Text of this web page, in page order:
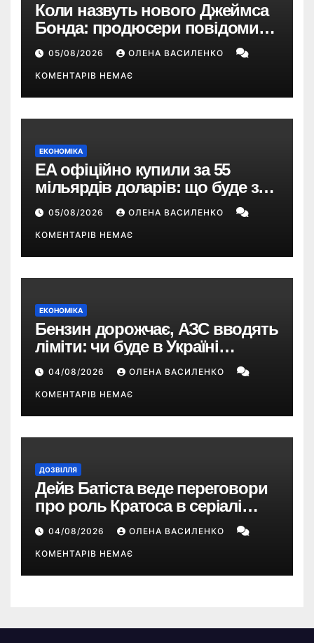
Коли назвуть нового Джеймса
Бонда: продюсери повідомили
про терміни кастингу
05/08/2026 ОЛЕНА ВАСИЛЕНКО
КОМЕНТАРІВ НЕМАЄ
ЕКОНОМІКА
EA офіційно купили за 55
мільярдів доларів: що буде з
EA Sports FC, Battlefield і The
Sims
05/08/2026 ОЛЕНА ВАСИЛЕНКО
КОМЕНТАРІВ НЕМАЄ
ЕКОНОМІКА
Бензин дорожчає, АЗС вводять
ліміти: чи буде в Україні
дефіцит пального
04/08/2026 ОЛЕНА ВАСИЛЕНКО
КОМЕНТАРІВ НЕМАЄ
ДОЗВІЛЛЯ
Дейв Батіста веде переговори
про роль Кратоса в серіалі
«God of War» від Amazon
04/08/2026 ОЛЕНА ВАСИЛЕНКО
КОМЕНТАРІВ НЕМАЄ